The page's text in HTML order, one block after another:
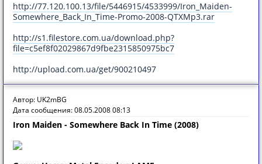
http://77.120.100.13/file/5446915/4533999/Iron_Maiden-
Somewhere_Back_In_Time-Promo-2008-QTXMp3.rar
http://s1.filestore.com.ua/download.php?
file=c5ef8f02029867d9fbe2315850975bc7
http://upload.com.ua/get/900210497
Автор: UK2mBG
Дата сообщения: 08.05.2008 08:13
Iron Maiden - Somewhere Back In Time (2008)